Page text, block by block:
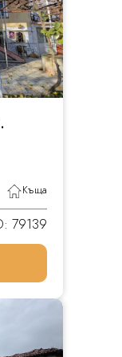
Къща
79139